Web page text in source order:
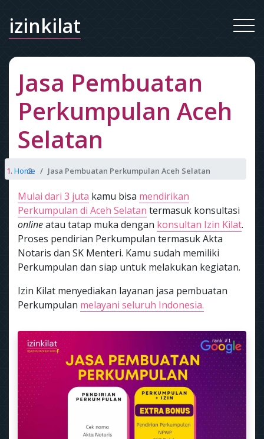
izinkilat
Jasa Pembuatan
Perkumpulan Aceh
Selatan
Home Jasa Pembuatan Perkumpulan Aceh Selatan
Mulai dari 3 juta kamu bisa mendirikan
Perkumpulan di Aceh Selatan termasuk konsultasi
onlineatau tatap muka dengan konsultan Izin Kilat.
Proses pendirian Perkumpulan termasuk Akta
Notaris dan SK Menteri. Kamu sudah memiliki
Perkumpulan dan siap untuk melakukan kegiatan.
Izin Kilat menyediakan layanan jasa pembuatan
Perkumpulan melayani seluruh Indonesia.